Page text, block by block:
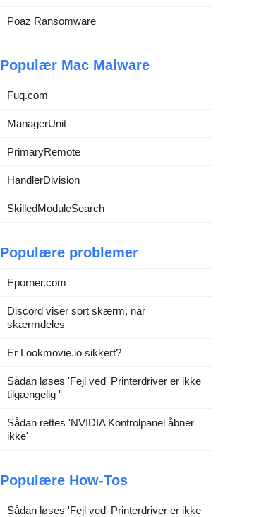
Poaz Ransomware
Populær Mac Malware
Fuq.com
ManagerUnit
PrimaryRemote
HandlerDivision
SkilledModuleSearch
Populære problemer
Eporner.com
Discord viser sort skærm, når
skærmdeles
Er Lookmovie.io sikkert?
Sådan løses 'Fejl ved' Printerdriver er ikke
tilgængelig '
Sådan rettes 'NVIDIA Kontrolpanel åbner
ikke'
Populære How-Tos
Sådan løses 'Fejl ved' Printerdriver er ikke